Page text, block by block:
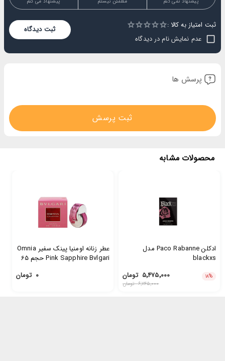
ثبت امتیاز به کالا :
1 Star
2 Stars
3 Stars
4 Stars
5 Stars
Empty
عدم نمایش نام در دیدگاه
ثبت دیدگاه
پرسش ها
ثبت پرسش
محصولات مشابه
ادکلن Paco Rabanne مدل
blackxs
۱۸% ۵٬۴۷۵٬۰۰۰ تومان
۶٬۷۴۵٬۰۰۰تومان
عطر زنانه اومنیا پینک سفیر Omnia
Pink Sapphire Bvlgari حجم 65
۰ تومان